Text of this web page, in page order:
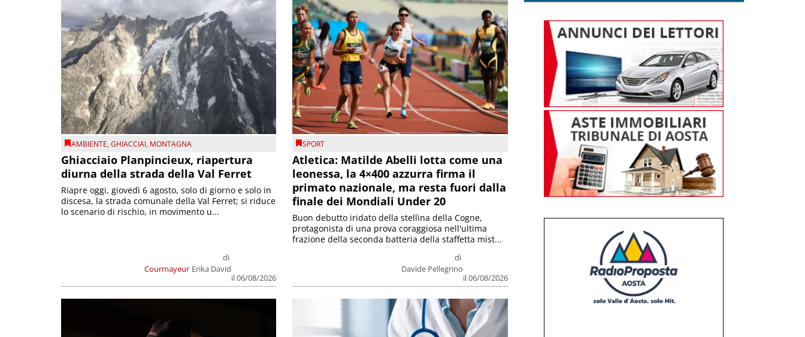
AMBIENTE,GHIACCIAI, MONTAGNA
Ghiacciaio Planpincieux, riapertura
diurna della strada della Val Ferret
Courmayeur
di
Erika David
il 06/08/2026
Riapre oggi, giovedì 6 agosto, solo di giorno e solo in
discesa, la strada comunale della Val Ferret; si riduce
lo scenario di rischio, in movimento u...
SPORT
Atletica: Matilde Abelli lotta come una
leonessa, la 4×400 azzurra firma il
primato nazionale, ma resta fuori dalla
finale dei Mondiali Under 20
di
Davide Pellegrino
il 06/08/2026
Buon debutto iridato della stellina della Cogne,
protagonista di una prova coraggiosa nell'ultima
frazione della seconda batteria della staffetta mist...